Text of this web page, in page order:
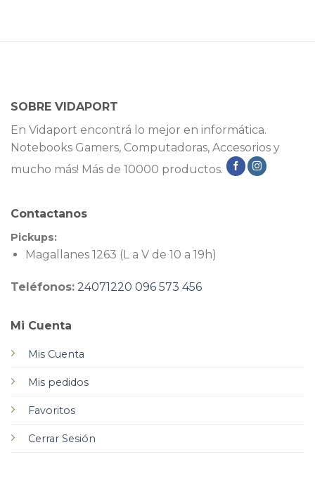
SOBRE VIDAPORT
En Vidaport encontrá lo mejor en informática.
Notebooks Gamers, Computadoras, Accesorios y
mucho más! Más de 10000 productos.
Mi Cuenta
Mis Cuenta
Mis pedidos
Favoritos
Cerrar Sesión
Contactanos
Pickups:
Magallanes 1263 (L a V de 10 a 19h)
Teléfonos: 24071220 096 573 456